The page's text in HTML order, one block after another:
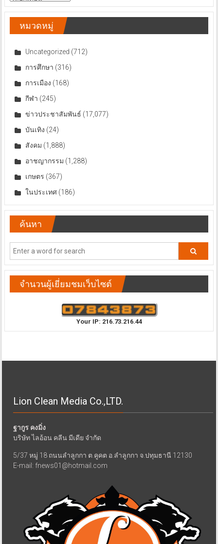
ข่าว
หมวดหมู่
Uncategorized (712)
การศึกษา (316)
การเมือง (168)
กีฬา (245)
ข่าวประชาสัมพันธ์ (17,077)
บันเทิง (24)
สังคม (1,888)
อาชญากรรม (1,288)
เกษตร (367)
ในประเทศ(186)
ค้นหา
จำนวนผู้เยี่ยมชมเว็บไซต์
Your IP: 216.73.216.44
Lion Clean Media Co.,LTD.
ฐากูร คงมิ่ง
บริษัท ไลอ้อน คลีน มีเดีย จำกัด
5/37 หมู่ 18 ถนนลำลูกกา ต.คูคต อ.ลำลูกกา จ.ปทุมธานี 12130
E-mail: fnews01@hotmail.com